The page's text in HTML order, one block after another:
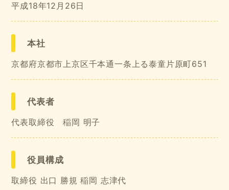
平成18年12月26日
本社
京都府京都市上京区千本通一条上る泰童片原町651
代表者
代表取締役 稲岡 明子
役員構成
取締役 出口 勝規 稲岡 志津代